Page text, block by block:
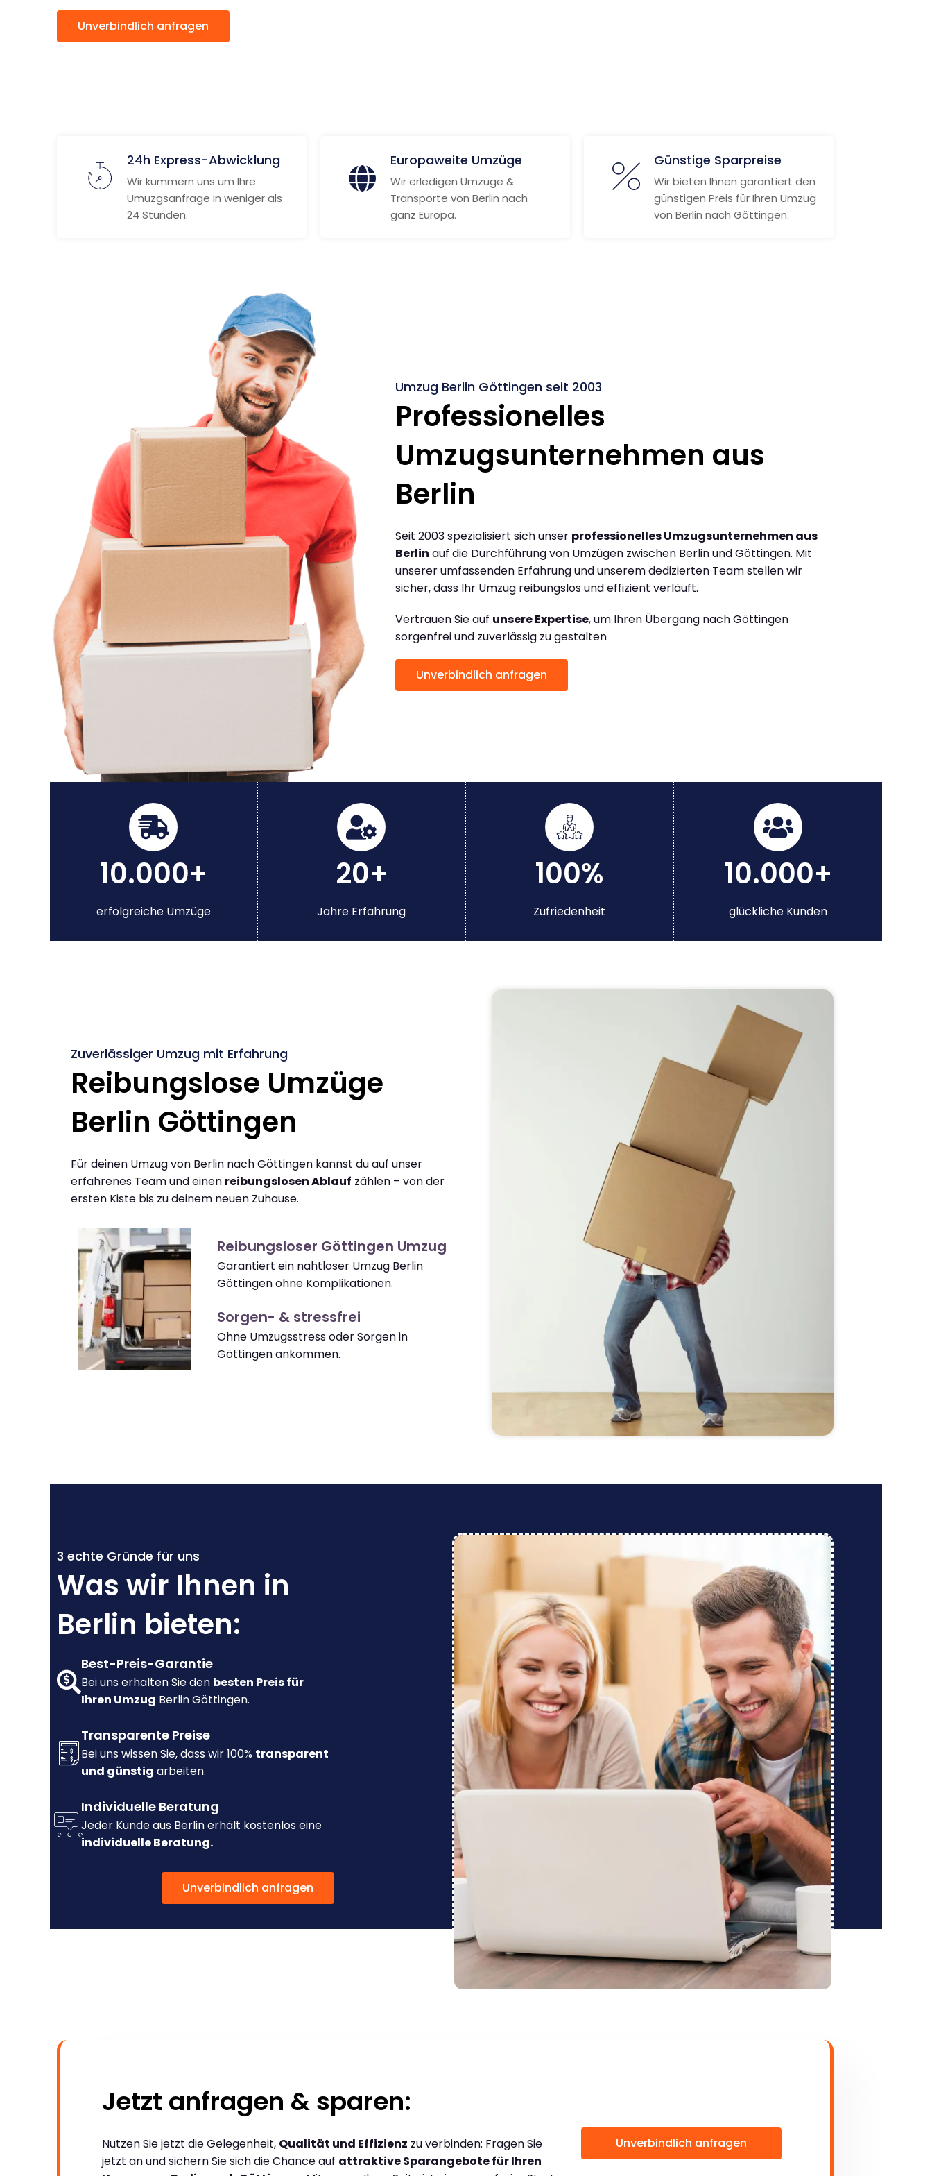
Unverbindlich anfragen
24h Express-Abwicklung
Wir kümmern uns um Ihre
Umuzgsanfrage in weniger als
24 Stunden.
Europaweite Umzüge
Wir erledigen Umzüge &
Transporte von Berlin nach
ganz Europa.
Günstige Sparpreise
Wir bieten Ihnen garantiert den
günstigen Preis für Ihren Umzug
von Berlin nach Göttingen.
Umzug Berlin Göttingen seit 2003
Professionelles
Umzugsunternehmen aus
Berlin
Seit 2003 spezialisiert sich unser professionelles Umzugsunternehmen aus
Berlin auf die Durchführung von Umzügen zwischen Berlin und Göttingen. Mit
unserer umfassenden Erfahrung und unserem dedizierten Team stellen wir
sicher, dass Ihr Umzug reibungslos und effizient verläuft.
Vertrauen Sie auf unsere Expertise, um Ihren Übergang nach Göttingen
sorgenfrei und zuverlässig zu gestalten
Unverbindlich anfragen
10.000+
erfolgreiche Umzüge
20+
Jahre Erfahrung
100%
Zufriedenheit
10.000+
glückliche Kunden
Zuverlässiger Umzug mit Erfahrung
Reibungslose Umzüge
Berlin Göttingen
Für deinen Umzug von Berlin nach Göttingen kannst du auf unser
erfahrenes Team und einen reibungslosen Ablauf zählen – von der
ersten Kiste bis zu deinem neuen Zuhause.
Reibungsloser Göttingen Umzug
Garantiert ein nahtloser Umzug Berlin
Göttingen ohne Komplikationen.
Sorgen- & stressfrei
Ohne Umzugsstress oder Sorgen in
Göttingen ankommen.
3 echte Gründe für uns
Was wir Ihnen in
Berlin bieten:
Best-Preis-Garantie
Bei uns erhalten Sie den besten Preis für
Ihren Umzug Berlin Göttingen.
Transparente Preise
Bei uns wissen Sie, dass wir 100% transparent
und günstig arbeiten.
Individuelle Beratung
Jeder Kunde aus Berlin erhält kostenlos eine
individuelle Beratung.
Unverbindlich anfragen
Jetzt anfragen & sparen:
Nutzen Sie jetzt die Gelegenheit, Qualität und Effizienz zu verbinden: Fragen Sie
jetzt an und sichern Sie sich die Chance auf attraktive Sparangebote für Ihren
Unverbindlich anfragen